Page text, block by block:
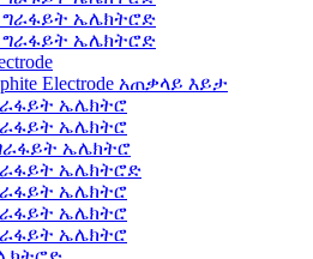
ግራፋይት ኤሌክትሮድ
ግራፋይት ኤሌክትሮድ
Electrode አጠቃላይ እይታ
ኤሌክትሮ
ኤሌክትሮ
ግራፋይት ኤሌክትሮ
ኤሌክትሮድ
ኤሌክትሮ
ኤሌክትሮ
ኤሌክትሮ